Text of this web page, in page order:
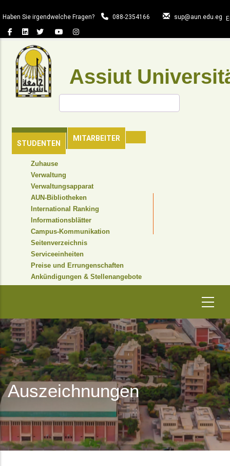
zum
Inhalt
Haben Sie irgendwelche Fragen? 088-2354166 sup@aun.edu.eg
Assiut
MITARBEITER
STUDENTEN
Suche
HEADER
NAVIGATION
Zuhause
Verwaltung
Verwaltungsapparat
AUN-Bibliotheken
International Ranking
Informationsblätter
Campus-Kommunikation
Seitenverzeichnis
Serviceeinheiten
Preise und Errungenschaften
Ankündigungen & Stellenangebote
Auszeichnungen